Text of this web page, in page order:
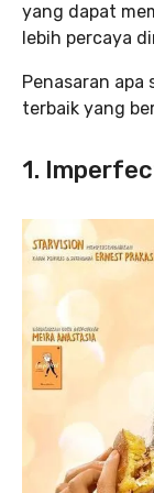
yang dapat
lebih percaya
Penasaran apa
terbaik yang
1.